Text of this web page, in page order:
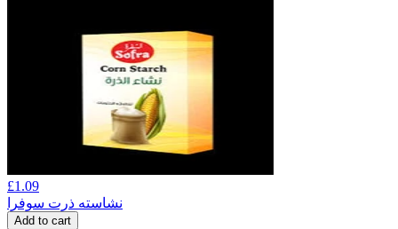
£1.09
نشاسته ذرت سوفرا
Add to cart